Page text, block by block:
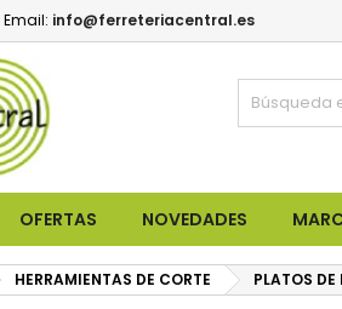
Email: info@ferreteriacentral.es
OFERTAS NOVEDADES
HERRAMIENTAS DE CORTE PLATOS